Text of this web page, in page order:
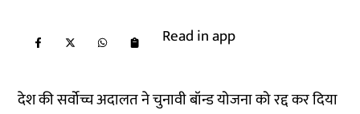
Read in app
देश की सर्वोच्च अदालत ने चुनावी बॉन्ड योजना को रद्द कर दिया